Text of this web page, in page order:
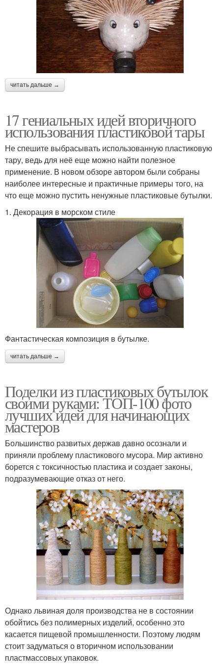
читать дальше →
17 гениальных идей вторичного
использования пластиковой тары
Не спешите выбрасывать использованную пластиковую
тару, ведь для неё еще можно найти полезное
применение. В новом обзоре автором были собраны
наиболее интересные и практичные примеры того, на
что еще можно пустить ненужные пластиковые бутылки.
1. Декорация в морском стиле
Фантастическая композиция в бутылке.
читать дальше →
Поделки из пластиковых бутылок
своими руками: ТОП-100 фото
лучших идей для начинающих
мастеров
Большинство развитых держав давно осознали и
приняли проблему пластикового мусора. Мир активно
борется с токсичностью пластика и создает законы,
подразумевающие отказ от него.
Однако львиная доля производства не в состоянии
обойтись без полимерных изделий, особенно это
касается пищевой промышленности. Поэтому людям
стоит задуматься о вторичном использовании
пластмассовых упаковок.